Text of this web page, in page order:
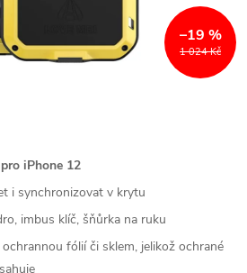
1 024 Kč
–19 %
iPhone 12
i synchronizovat v krytu
imbus klíč, šňůrka na ruku
fólií či sklem, jelikož ochrané